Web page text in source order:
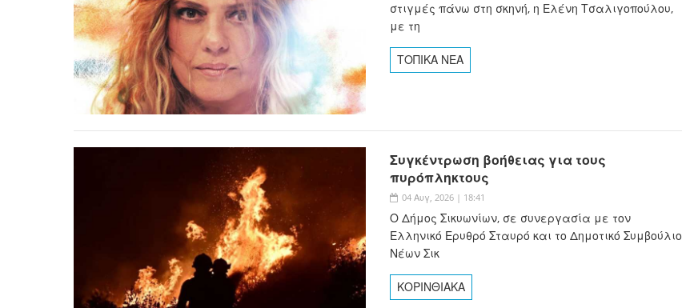
στιγμές πάνω στη σκηνή, η Ελένη Τσαλιγοπούλου,
με τη
ΤΟΠΙΚΑ ΝΕΑ
Συγκέντρωση βοήθειας για τους
πυρόπληκτους
04 Αυγ, 2026 | 18:41
Ο Δήμος Σικυωνίων, σε συνεργασία με τον
Ελληνικό Ερυθρό Σταυρό και το Δημοτικό Συμβούλιο
Νέων Σικ
ΚΟΡΙΝΘΙΑΚΑ